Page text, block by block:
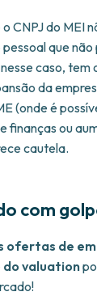
CNPJ do MEI
que
caso,
da
(onde é
finanças ou
cautela.
com
ofertas de
do valuation